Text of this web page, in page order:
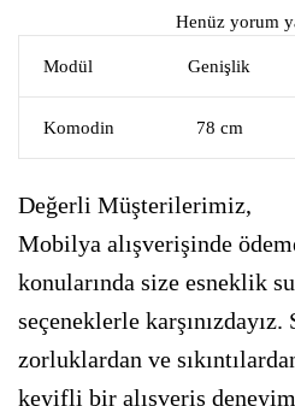
Henüz yorum
Modül Genişlik
Komodin 78 cm
Değerli Müşterilerimiz,
Mobilya alışverişinde
konularında size esneklik
seçeneklerle
zorluklardan ve
keyifli bir alışveriş